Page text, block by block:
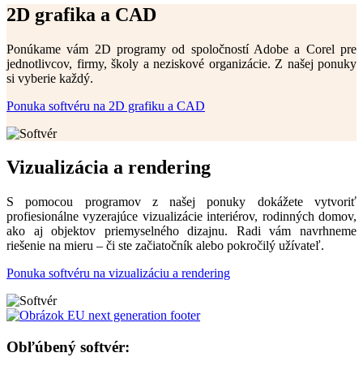
2D grafika a CAD
Ponúkame vám 2D programy od spoločností Adobe a Corel pre
jednotlivcov, firmy, školy a neziskové organizácie. Z našej ponuky
si vyberie každý.
Ponuka softvéru na 2D grafiku a CAD
Vizualizácia a rendering
S pomocou programov z našej ponuky dokážete vytvoriť
profiesionálne vyzerajúce vizualizácie interiérov, rodinných domov,
ako aj objektov priemyselného dizajnu. Radi vám navrhneme
riešenie na mieru – či ste začiatočník alebo pokročilý užívateľ.
Ponuka softvéru na vizualizáciu a rendering
Obľúbený softvér: